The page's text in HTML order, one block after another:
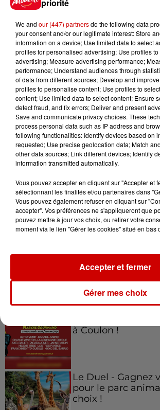
11h28
Le Choc des
Nantais ou le
Poitou ?...
11h11
Face aux
bruyants, cette
l’Ouest...
Jeux
Morlaix !
Gagnez vos
à Coulon !
Le Duel - Gagnez
pour le parc
choix !
priorité
We and our (447) partnersdo the following data
your consent and/or our legitimate interest: Store
information on a device; Use limited data to select
profiles for personalised advertising; Use profiles
advertising; Measure advertising performance;
performance; Understand audiences through
of data from different sources; Develop and
profiles to personalise content; Use profiles to
content; Use limited data to select content; Ensure
detect fraud, and fix errors; Deliver and present
Save and communicate privacy choices. These
process personal data such as IP address and
following functionalities: Identify devices based on
requested; Use precise geolocation data; Match
other data sources; Link different devices; Identify
information transmitted automatically.
Vous pouvez accepter en cliquant sur "Accepter et
sélectionnant les finalités et/ou partenaires dans
Vous pouvez également refuser en cliquant sur
accepter". Vos préférences ne s'appliqueront que
pouvez mettre à jour vos choix, ou retirer votre
moment via le lien "Gérer les cookies" situé en bas
Gérer mes choix
Accepter et fermer